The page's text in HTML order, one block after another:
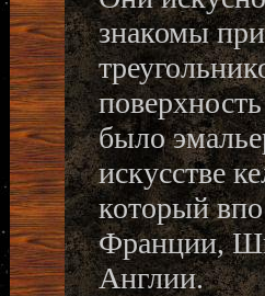
знакомы
было
искусстве
который
Франции,
Англии.